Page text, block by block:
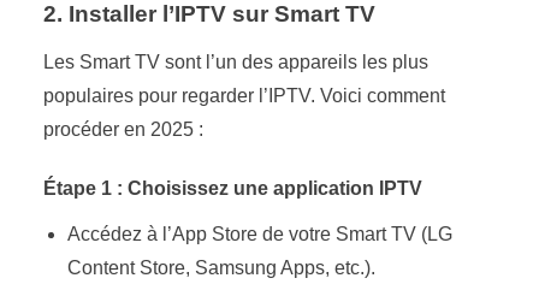
2. Installer l’IPTV sur Smart TV
Les Smart TV sont l’un des appareils les plus
populaires pour regarder l’IPTV. Voici comment
procéder en 2025 :
Étape 1 : Choisissez une application IPTV
Accédez à l’App Store de votre Smart TV (LG
Content Store, Samsung Apps, etc.).